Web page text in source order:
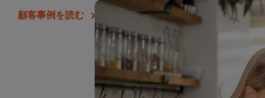
顧客事例を読む